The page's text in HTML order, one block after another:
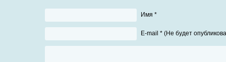
Имя *
Е-mail * (Не будет